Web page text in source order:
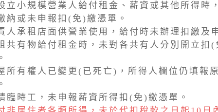
立小規模營業人給付租金、薪資或其他所得時
納或未申報扣(免)繳憑單。
人承租店面供營業使用，給付時未辦理扣繳及
共有物給付租金時，未對各共有人分別開立扣
所有權人已變更(已死亡)，所得人欄位仍填報
臨時工，未申報薪資所得扣(免)繳憑單。